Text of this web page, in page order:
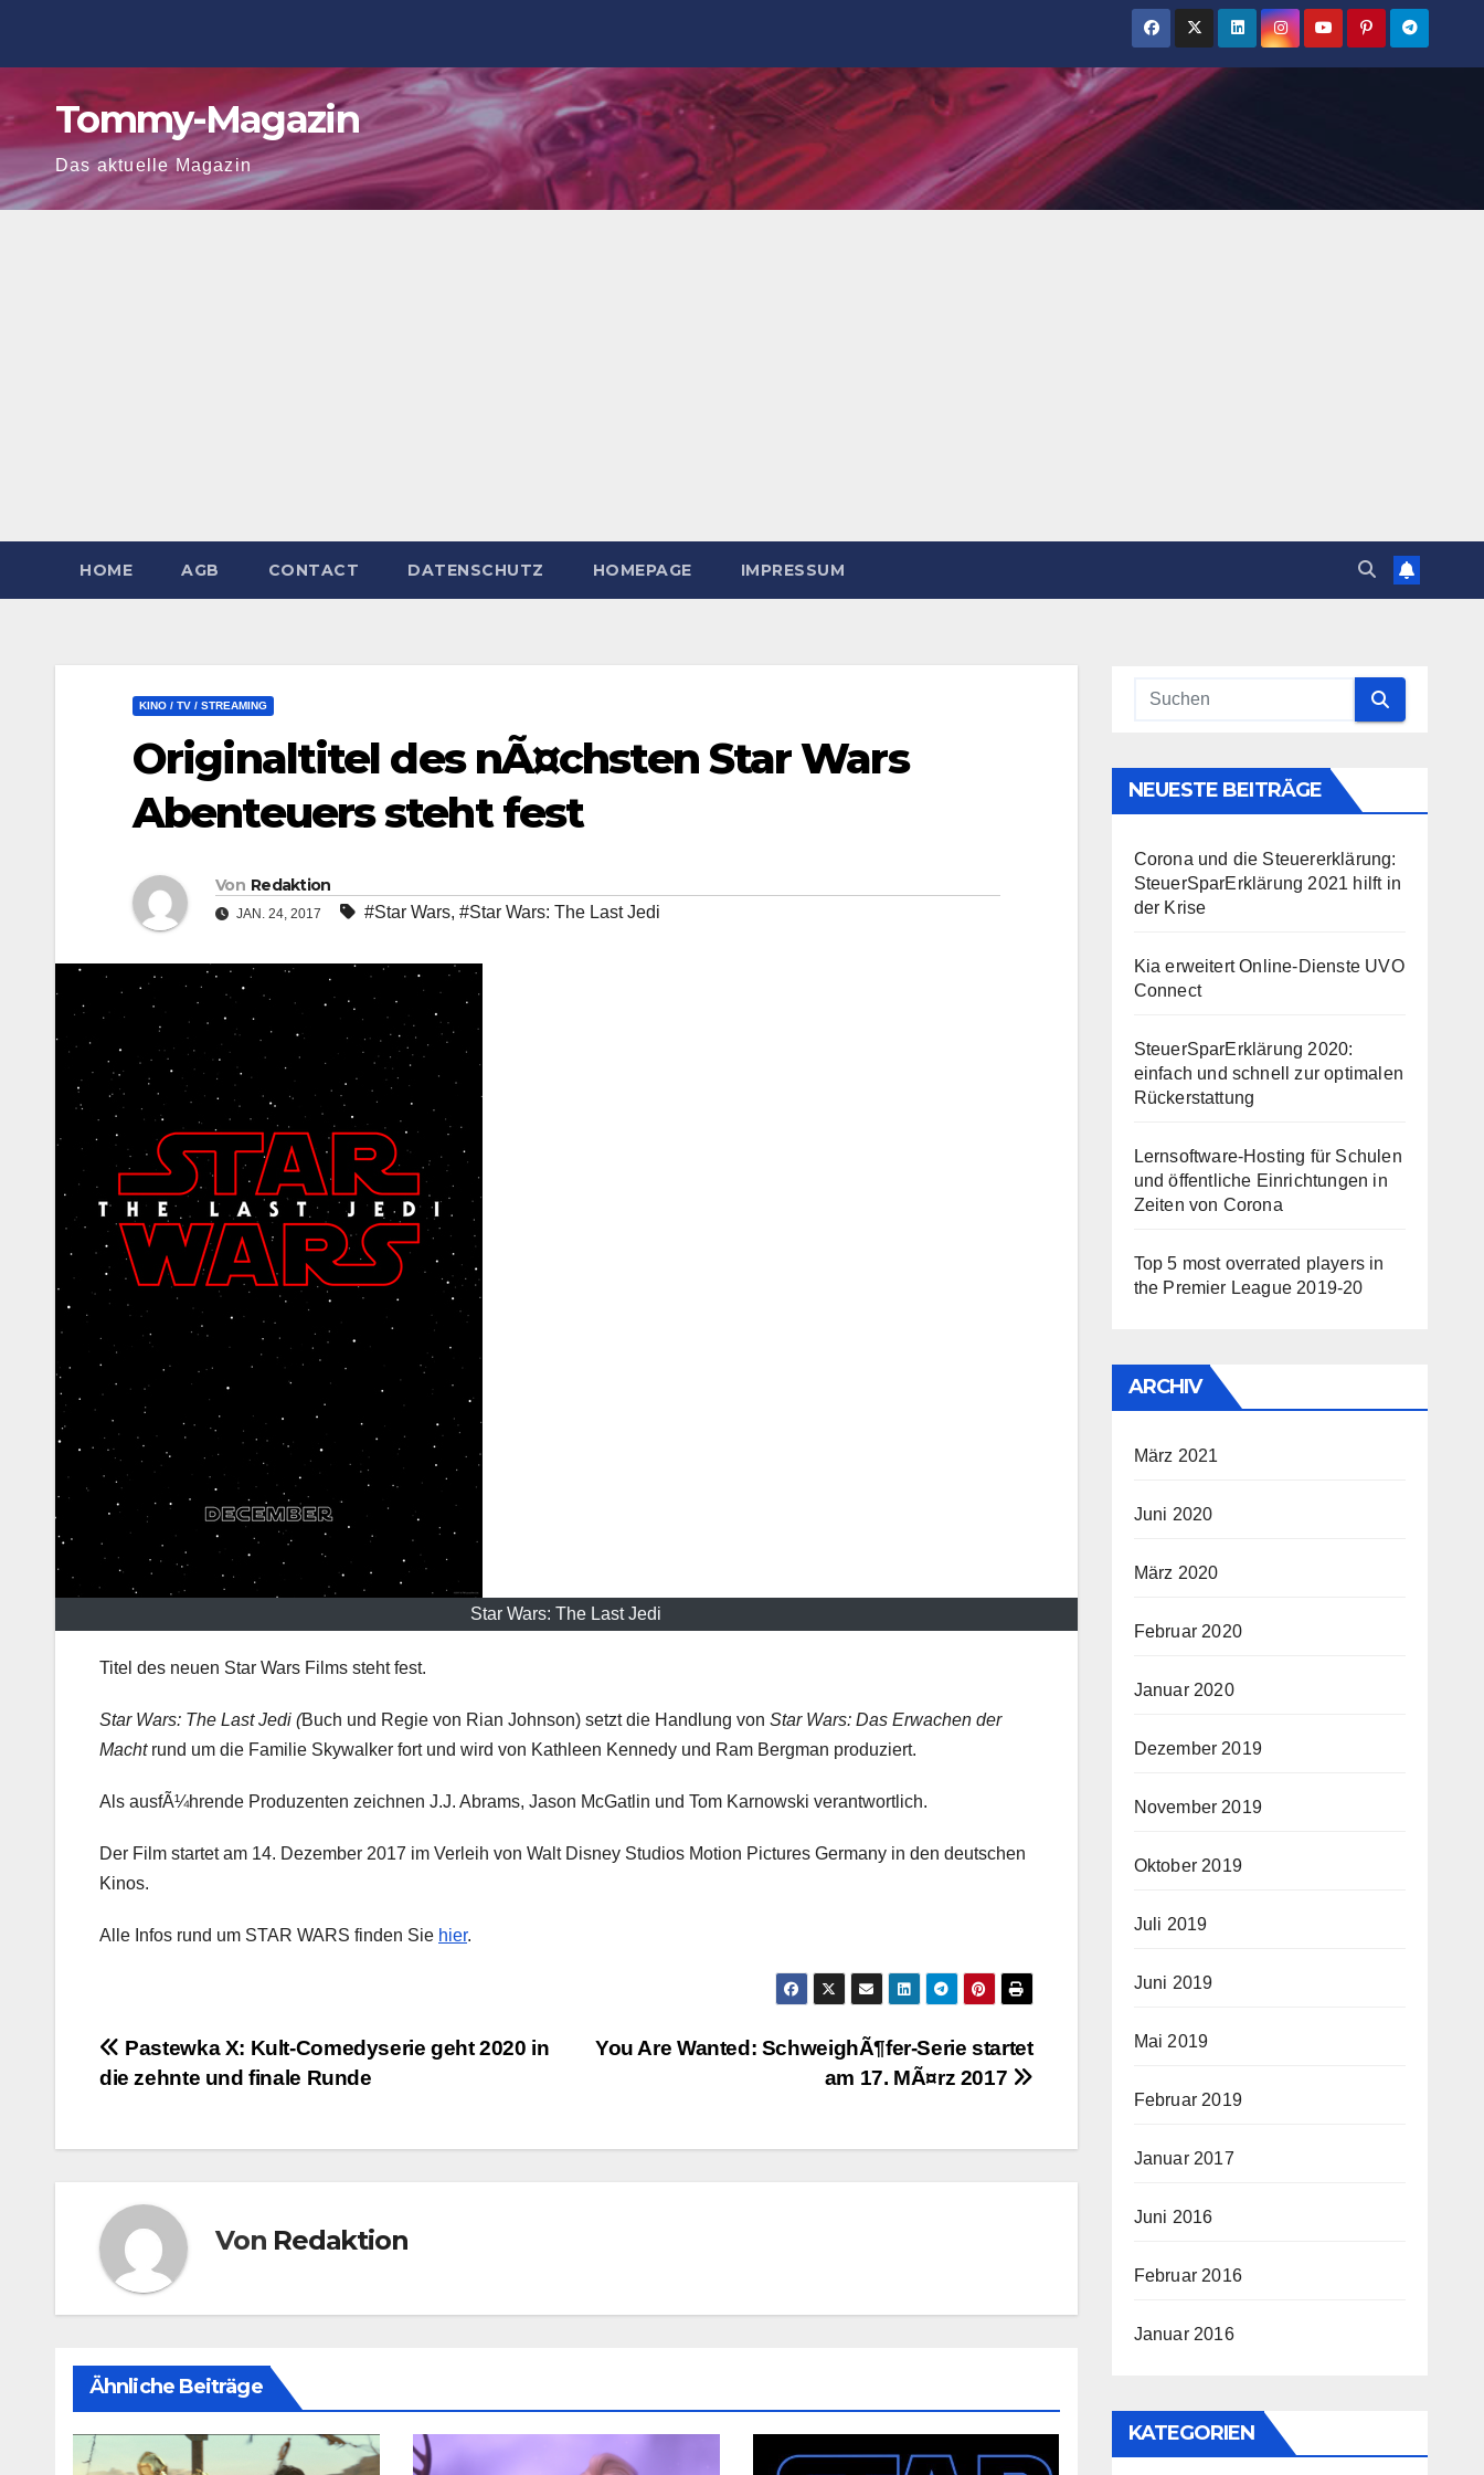
Tommy-Magazin
Das aktuelle Magazin
HOME AGB CONTACT DATENSCHUTZ HOMEPAGE IMPRESSUM
KINO / TV / STREAMING
Originaltitel des nÃ¤chsten Star Wars
Abenteuers steht fest
Von Redaktion
JAN. 24, 2017 #Star Wars, #Star Wars: The Last Jedi
Star Wars: The Last Jedi
Titel des neuen Star Wars Films steht fest.
Star Wars: The Last Jedi (Buch und Regie von Rian Johnson) setzt die Handlung von Star Wars: Das Erwachen der
Macht rund um die Familie Skywalker fort und wird von Kathleen Kennedy und Ram Bergman produziert.
Als ausfÃ¼hrende Produzenten zeichnen J.J. Abrams, Jason McGatlin und Tom Karnowski verantwortlich.
Der Film startet am 14. Dezember 2017 im Verleih von Walt Disney Studios Motion Pictures Germany in den deutschen
Kinos.
Alle Infos rund um STAR WARS finden Sie hier.
Beitragsnavigation
You Are Wanted: SchweighÃ¶fer-Serie startet
am 17. MÃ¤rz 2017
Pastewka X: Kult-Comedyserie geht 2020 in
die zehnte und finale Runde
Von Redaktion
Ähnliche Beiträge
NEUESTE BEITRÄGE
Corona und die Steuererklärung:
SteuerSparErklärung 2021 hilft in
der Krise
Kia erweitert Online-Dienste UVO
Connect
SteuerSparErklärung 2020:
einfach und schnell zur optimalen
Rückerstattung
Lernsoftware-Hosting für Schulen
und öffentliche Einrichtungen in
Zeiten von Corona
Top 5 most overrated players in
the Premier League 2019-20
ARCHIV
März 2021
Juni 2020
März 2020
Februar 2020
Januar 2020
Dezember 2019
November 2019
Oktober 2019
Juli 2019
Juni 2019
Mai 2019
Februar 2019
Januar 2017
Juni 2016
Februar 2016
Januar 2016
KATEGORIEN